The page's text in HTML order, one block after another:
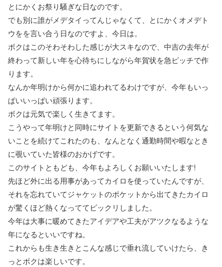
とにかくお祭り騒ぎな日なのです。
でも別に誰がメデタイってんじゃなくて、とにかくオメデト
ウをを言い合う日なのですよ、今日は。
ボクはこのそわそわした感じが大スキなので、中吉の去年が
終わって新しい年を心待ちにしながら年賀状を急ピッチで作
ります。
なんか年明けから何かに追われてるわけですが、今年もいっ
ぱいいっぱい頑張ります。
ボクは元気で楽しく生きてます。
こうやって年明けと同時にサイトを更新できるという何気な
いことを続けてこれたのも、なんとなく通勤時間や暇なとき
に覗いていた皆様のおかげです。
このサイトともども、今年もよろしくお願いいたします!
先ほど外に出る用事があってカイロを使っていたんですが、
それを忘れていてジャケットのポケットから出てきたカイロ
が驚くほど熱くなっててビックリしました。
今年は大事に暖めてきたアイデアや工夫がアツクなるような
年になるといいですね。
これからも生き生きとこんな感じで垂れ流していけたら、き
っとボクは楽しいです。